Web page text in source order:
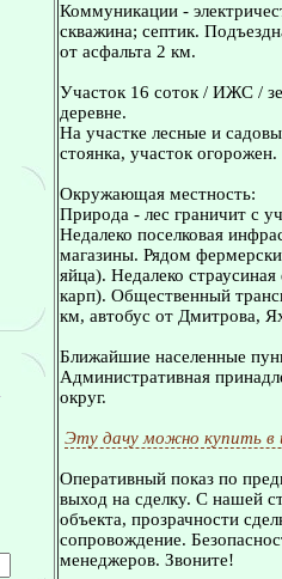
Коммуникации -
скважина; септик.
от асфальта 2 км.
Участок 16 соток / ИЖС /
деревне.
На участке лесные и
стоянка, участок огорожен.
Окружающая местность:
Природа - лес граничит с
Недалеко поселковая
магазины. Рядом
яйца). Недалеко
карп). Общественный
км, автобус от Дмитрова,
Ближайшие населенные
Административная
округ.
Эту дачу можно купить в
Оперативный показ по
выход на сделку. С нашей
объекта, прозрачности
сопровождение.
менеджеров. Звоните!